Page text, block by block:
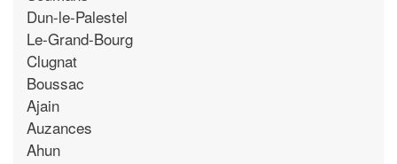
Dun-le-Palestel
Le-Grand-Bourg
Clugnat
Boussac
Ajain
Auzances
Ahun